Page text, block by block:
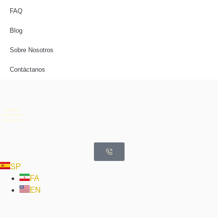
FAQ
Blog
Sobre Nosotros
Contáctanos
SP
FA
EN